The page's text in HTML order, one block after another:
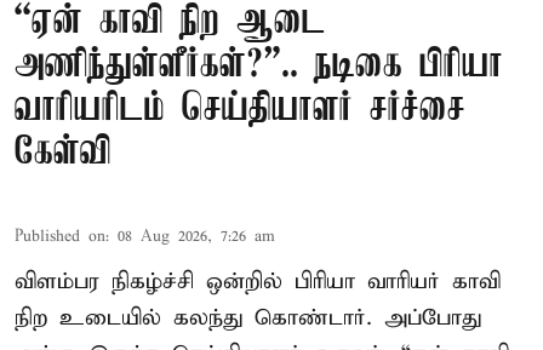
“ஏன் காவி நிற ஆடை
அணிந்துள்ளீர்கள்?”.. நடிகை பிரியா
வாரியரிடம் செய்தியாளர் சர்ச்சை
கேள்வி
Published on: 08 Aug 2026, 7:26 am
விளம்பர நிகழ்ச்சி ஒன்றில் பிரியா வாரியர் காவி
நிற உடையில் கலந்து கொண்டார். அப்போது